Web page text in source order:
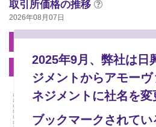
取引所価格の推移
2026年08月07日
月足
2025年9月、弊社は日
ジメントからアモー
ネジメントに社名を変
ブックマークされて